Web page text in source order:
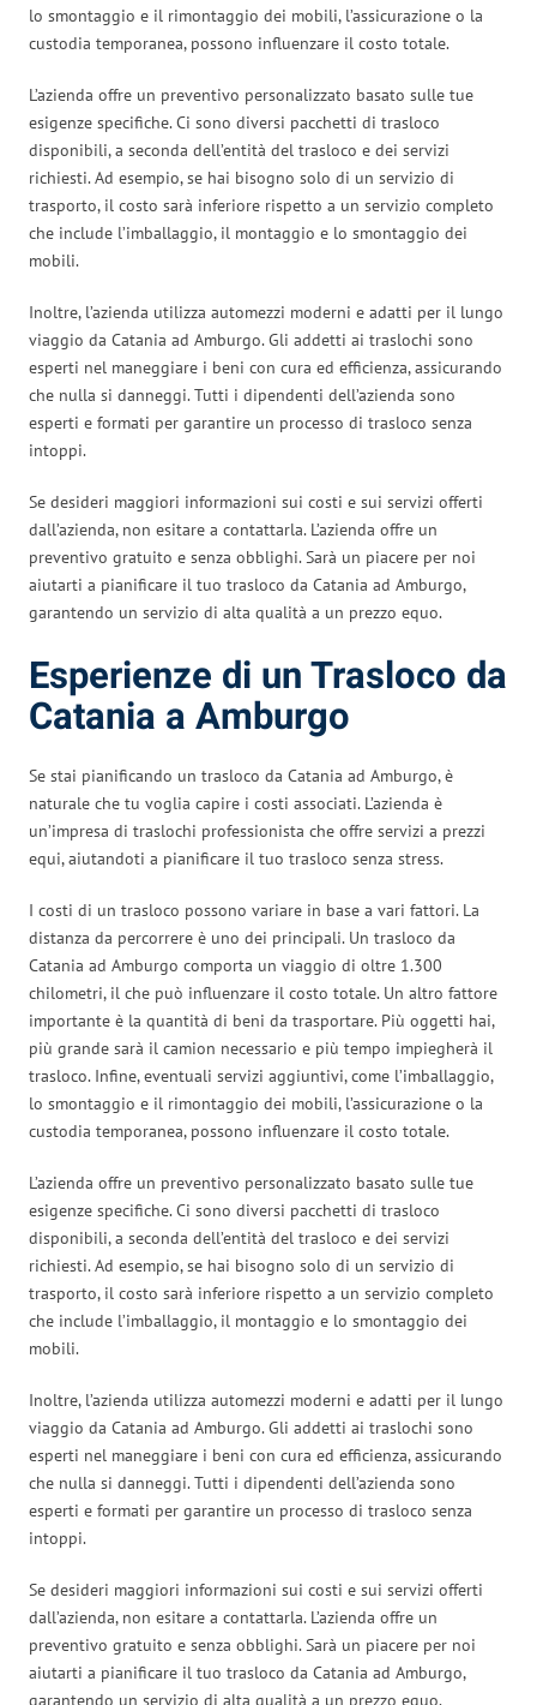
lo smontaggio e il rimontaggio dei mobili, l’assicurazione o la
custodia temporanea, possono influenzare il costo totale.
L’azienda offre un preventivo personalizzato basato sulle tue
esigenze specifiche. Ci sono diversi pacchetti di trasloco
disponibili, a seconda dell’entità del trasloco e dei servizi
richiesti. Ad esempio, se hai bisogno solo di un servizio di
trasporto, il costo sarà inferiore rispetto a un servizio completo
che include l’imballaggio, il montaggio e lo smontaggio dei
mobili.
Inoltre, l’azienda utilizza automezzi moderni e adatti per il lungo
viaggio da Catania ad Amburgo. Gli addetti ai traslochi sono
esperti nel maneggiare i beni con cura ed efficienza, assicurando
che nulla si danneggi. Tutti i dipendenti dell’azienda sono
esperti e formati per garantire un processo di trasloco senza
intoppi.
Se desideri maggiori informazioni sui costi e sui servizi offerti
dall’azienda, non esitare a contattarla. L’azienda offre un
preventivo gratuito e senza obblighi. Sarà un piacere per noi
aiutarti a pianificare il tuo trasloco da Catania ad Amburgo,
garantendo un servizio di alta qualità a un prezzo equo.
Esperienze di un Trasloco da
Catania a Amburgo
Se stai pianificando un trasloco da Catania ad Amburgo, è
naturale che tu voglia capire i costi associati. L’azienda è
un’impresa di traslochi professionista che offre servizi a prezzi
equi, aiutandoti a pianificare il tuo trasloco senza stress.
I costi di un trasloco possono variare in base a vari fattori. La
distanza da percorrere è uno dei principali. Un trasloco da
Catania ad Amburgo comporta un viaggio di oltre 1.300
chilometri, il che può influenzare il costo totale. Un altro fattore
importante è la quantità di beni da trasportare. Più oggetti hai,
più grande sarà il camion necessario e più tempo impiegherà il
trasloco. Infine, eventuali servizi aggiuntivi, come l’imballaggio,
lo smontaggio e il rimontaggio dei mobili, l’assicurazione o la
custodia temporanea, possono influenzare il costo totale.
L’azienda offre un preventivo personalizzato basato sulle tue
esigenze specifiche. Ci sono diversi pacchetti di trasloco
disponibili, a seconda dell’entità del trasloco e dei servizi
richiesti. Ad esempio, se hai bisogno solo di un servizio di
trasporto, il costo sarà inferiore rispetto a un servizio completo
che include l’imballaggio, il montaggio e lo smontaggio dei
mobili.
Inoltre, l’azienda utilizza automezzi moderni e adatti per il lungo
viaggio da Catania ad Amburgo. Gli addetti ai traslochi sono
esperti nel maneggiare i beni con cura ed efficienza, assicurando
che nulla si danneggi. Tutti i dipendenti dell’azienda sono
esperti e formati per garantire un processo di trasloco senza
intoppi.
Se desideri maggiori informazioni sui costi e sui servizi offerti
dall’azienda, non esitare a contattarla. L’azienda offre un
preventivo gratuito e senza obblighi. Sarà un piacere per noi
aiutarti a pianificare il tuo trasloco da Catania ad Amburgo,
garantendo un servizio di alta qualità a un prezzo equo.